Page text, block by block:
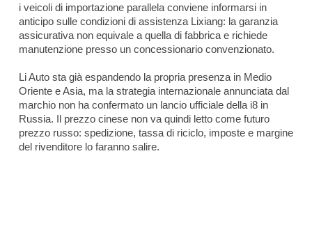
i veicoli di importazione parallela conviene informarsi in
anticipo sulle condizioni di assistenza Lixiang: la garanzia
assicurativa non equivale a quella di fabbrica e richiede
manutenzione presso un concessionario convenzionato.
Li Auto sta già espandendo la propria presenza in Medio
Oriente e Asia, ma la strategia internazionale annunciata dal
marchio non ha confermato un lancio ufficiale della i8 in
Russia. Il prezzo cinese non va quindi letto come futuro
prezzo russo: spedizione, tassa di riciclo, imposte e margine
del rivenditore lo faranno salire.